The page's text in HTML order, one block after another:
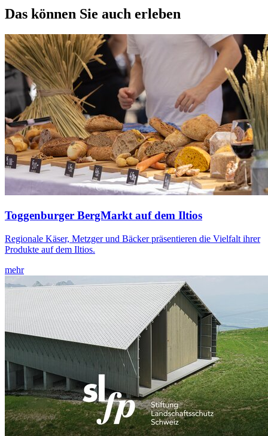
Das können Sie auch erleben
Toggenburger BergMarkt auf dem Iltios
Regionale Käser, Metzger und Bäcker präsentieren die Vielfalt ihrer
Produkte auf dem Iltios.
mehr